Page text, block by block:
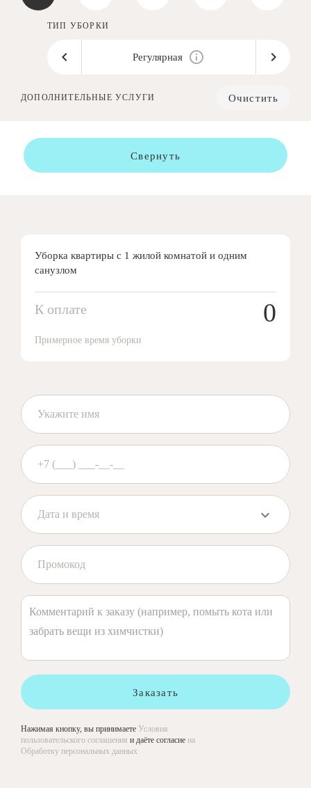
ТИП УБОРКИ
Регулярная
ДОПОЛНИТЕЛЬНЫЕ УСЛУГИ Очистить
Свернуть
Уборка квартиры с 1 жилой комнатой и одним
санузлом
К оплате 0
Примерное время уборки
Заказать
Нажимая кнопку, вы принимаете Условия
пользовательского соглашения и даёте согласие на
Обработку персональных данных